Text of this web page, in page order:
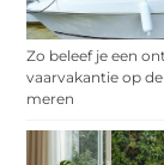
Zo beleef je een
vaarvakantie op
meren